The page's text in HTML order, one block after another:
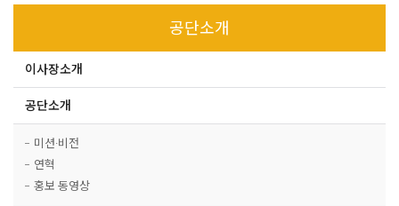
공단소개
이사장소개
공단소개
미션·비전
연혁
홍보 동영상